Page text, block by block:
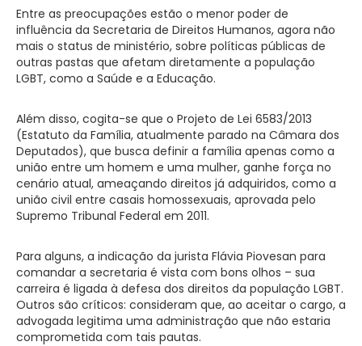
Entre as preocupações estão o menor poder de
influência da Secretaria de Direitos Humanos, agora não
mais o status de ministério, sobre políticas públicas de
outras pastas que afetam diretamente a população
LGBT, como a Saúde e a Educação.
Além disso, cogita-se que o Projeto de Lei 6583/2013
(Estatuto da Família, atualmente parado na Câmara dos
Deputados), que busca definir a família apenas como a
união entre um homem e uma mulher, ganhe força no
cenário atual, ameaçando direitos já adquiridos, como a
união civil entre casais homossexuais, aprovada pelo
Supremo Tribunal Federal em 2011.
Para alguns, a indicação da jurista Flávia Piovesan para
comandar a secretaria é vista com bons olhos – sua
carreira é ligada à defesa dos direitos da população LGBT.
Outros são críticos: consideram que, ao aceitar o cargo, a
advogada legitima uma administração que não estaria
comprometida com tais pautas.